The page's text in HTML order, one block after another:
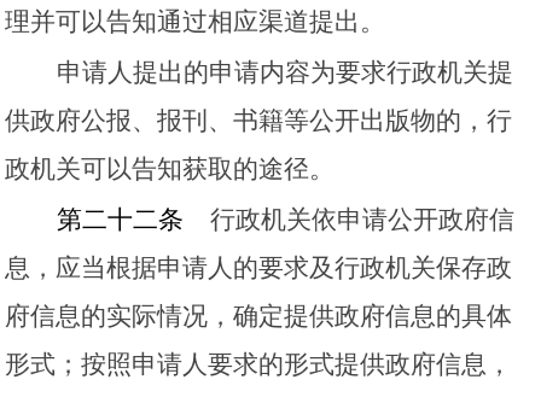
理并可以告知通过相应渠道提出。
申请人提出的申请内容为要求行政机关提
供政府公报、报刊、书籍等公开出版物的，行
政机关可以告知获取的途径。
第二十二条
行政机关依申请公开政府信
息，应当根据申请人的要求及行政机关保存政
府信息的实际情况，确定提供政府信息的具体
形式；按照申请人要求的形式提供政府信息，